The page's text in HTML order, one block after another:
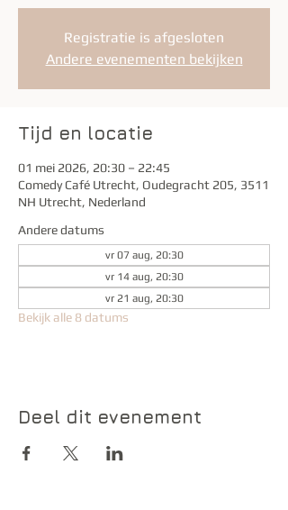
Registratie is afgesloten
Andere evenementen bekijken
Tijd en locatie
01 mei 2026, 20:30 – 22:45
Comedy Café Utrecht, Oudegracht 205, 3511
NH Utrecht, Nederland
Andere datums
vr 07 aug, 20:30
vr 14 aug, 20:30
vr 21 aug, 20:30
Bekijk alle 8 datums
Deel dit evenement